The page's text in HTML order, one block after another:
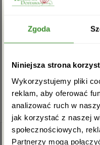
Zgoda
Niniejsza strona
Wykorzystujemy pliki
reklam, aby oferować
analizować ruch w
jak korzystać z naszej
społecznościowych,
Partnerzy mogą
Zgarnij
Zapisz się do
rabat na pierwsze